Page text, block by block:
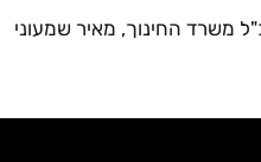
משרד החינוך, מאיר שמעוני